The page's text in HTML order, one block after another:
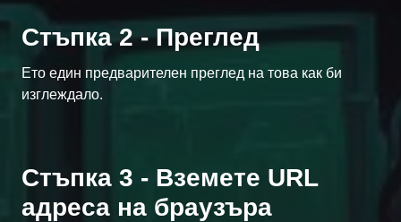
Стъпка 2 - Преглед
Ето един предварителен преглед на това как би
изглеждало.
Стъпка 3 - Вземете URL
адреса на браузъра